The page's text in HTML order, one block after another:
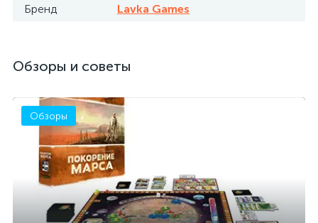
Бренд Lavka Games
Обзоры и советы
Обзоры